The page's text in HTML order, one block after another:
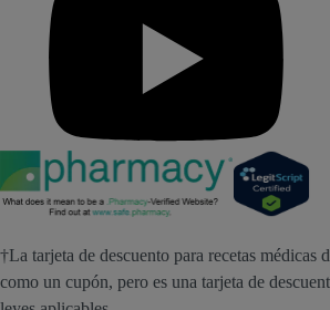
†La tarjeta de descuento para recetas médicas
como un cupón, pero es una tarjeta de